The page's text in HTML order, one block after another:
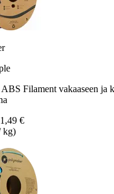
Filament vakaaseen ja
€
kg)